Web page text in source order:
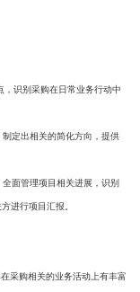
，识别采购在日常业务行动中
定出相关的简化方向，提供
面管理项目相关进展，识别
进行项目汇报。
采购相关的业务活动上有丰富